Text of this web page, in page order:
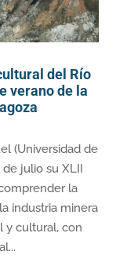
del Río
verano de la
(Universidad de
de julio su XLII
la
industria minera
y cultural, con